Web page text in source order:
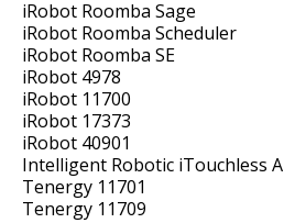
iRobot Roomba Sage
iRobot Roomba Scheduler
iRobot Roomba SE
iRobot 4978
iRobot 11700
iRobot 17373
iRobot 40901
Intelligent Robotic iTouchless A
Tenergy 11701
Tenergy 11709